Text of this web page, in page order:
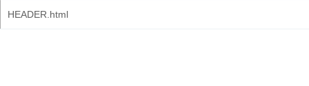
HEADER.html